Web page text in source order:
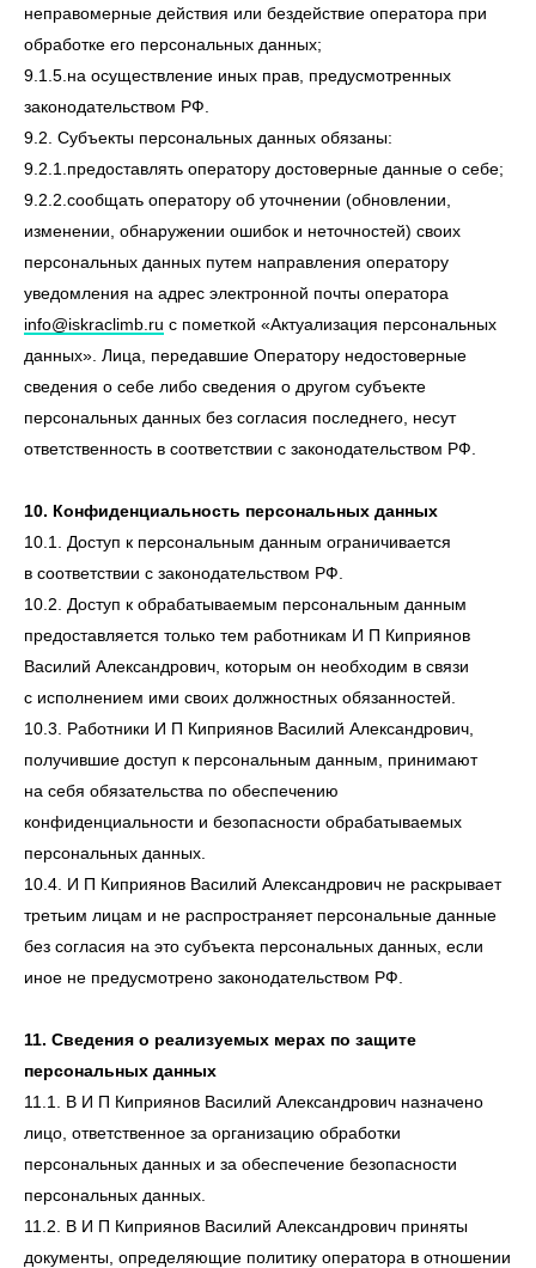
неправомерные действия или бездействие оператора при
обработке его персональных данных;
9.1.5.на осуществление иных прав, предусмотренных
законодательством РФ.
9.2. Субъекты персональных данных обязаны:
9.2.1.предоставлять оператору достоверные данные о себе;
9.2.2.сообщать оператору об уточнении (обновлении,
изменении, обнаружении ошибок и неточностей) своих
персональных данных путем направления оператору
уведомления на адрес электронной почты оператора
info@iskraclimb.ru с пометкой «Актуализация персональных
данных». Лица, передавшие Оператору недостоверные
сведения о себе либо сведения о другом субъекте
персональных данных без согласия последнего, несут
ответственность в соответствии с законодательством РФ.
10. Конфиденциальность персональных данных
10.1. Доступ к персональным данным ограничивается
в соответствии с законодательством РФ.
10.2. Доступ к обрабатываемым персональным данным
предоставляется только тем работникам И П Киприянов
Василий Александрович, которым он необходим в связи
с исполнением ими своих должностных обязанностей.
10.3. Работники И П Киприянов Василий Александрович,
получившие доступ к персональным данным, принимают
на себя обязательства по обеспечению
конфиденциальности и безопасности обрабатываемых
персональных данных.
10.4. И П Киприянов Василий Александрович не раскрывает
третьим лицам и не распространяет персональные данные
без согласия на это субъекта персональных данных, если
иное не предусмотрено законодательством РФ.
11. Сведения о реализуемых мерах по защите
персональных данных
11.1. В И П Киприянов Василий Александрович назначено
лицо, ответственное за организацию обработки
персональных данных и за обеспечение безопасности
персональных данных.
11.2. В И П Киприянов Василий Александрович приняты
документы, определяющие политику оператора в отношении